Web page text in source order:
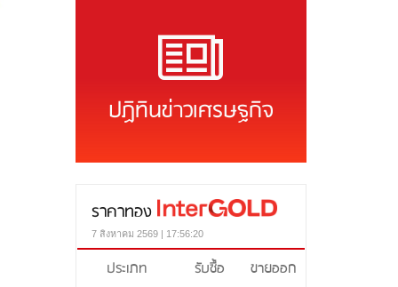
ปฏิทินข่าวเศรษฐกิจ
ราคาทอง
7 สิงหาคม 2569 | 17:56:20
ประเภท รับซื้อ
ขายออก